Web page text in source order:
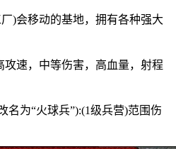
)会移动的基地，拥有各种强大
攻速，中等伤害，高血量，射程
名为“火球兵”):(1级兵营)范围伤